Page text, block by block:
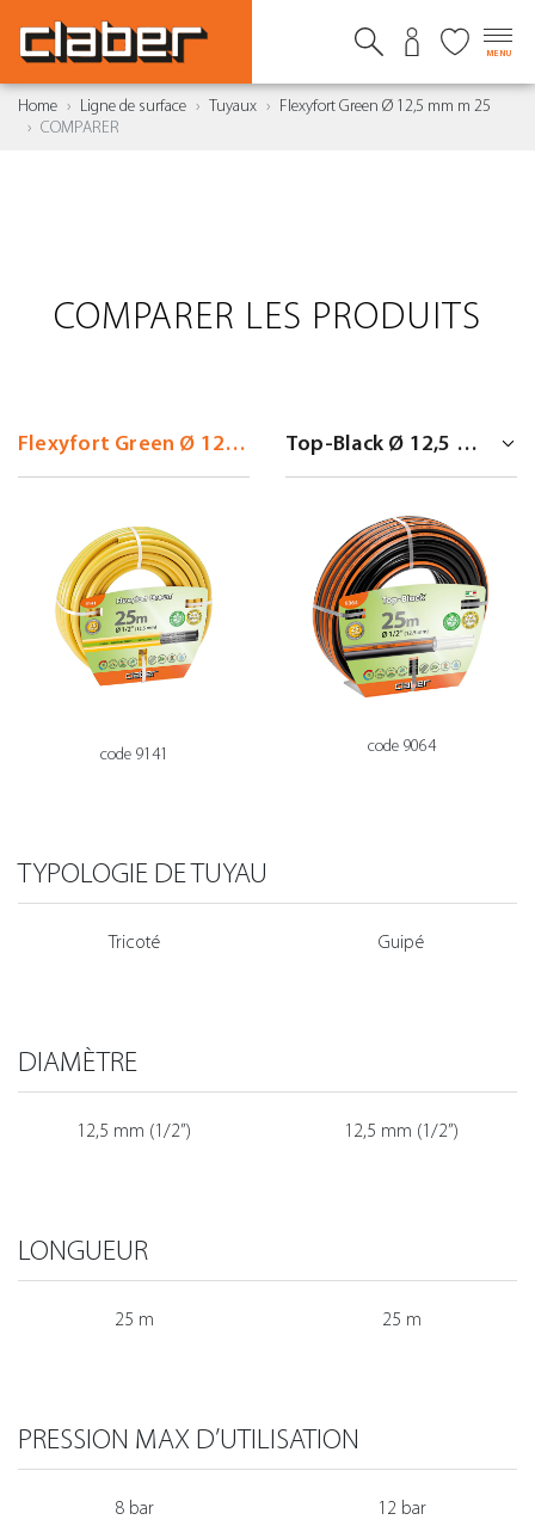
MENU
Home Ligne de surface Tuyaux
Flexyfort Green Ø 12,5 mm m 25
COMPARER
COMPARER LES PRODUITS
code 9141 code 9064
TYPOLOGIE DE TUYAU
Tricoté Guipé
DIAMÈTRE
12,5 mm (1/2”) 12,5 mm (1/2”)
LONGUEUR
25 m 25 m
PRESSION MAX D’UTILISATION
8 bar 12 bar